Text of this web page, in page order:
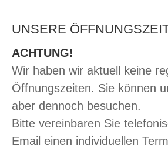
UNSERE
ACHTUNG!
Wir haben wir aktuell keine
Öffnungszeiten. Sie können
aber dennoch besuchen.
Bitte vereinbaren Sie
Email einen individuellen